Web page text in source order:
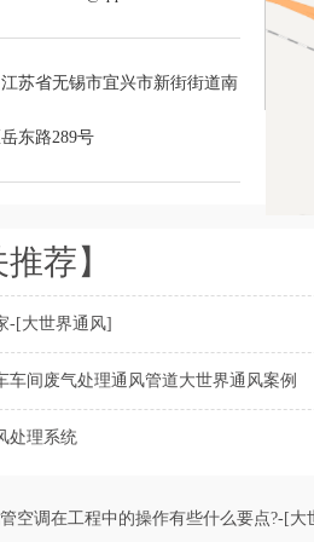
苏省无锡市宜兴市新街街道南
东路289号
推荐】
-[大世界通风]
车间废气处理通风管道大世界通风案例
处理系统
空调在工程中的操作有些什么要点?-[大